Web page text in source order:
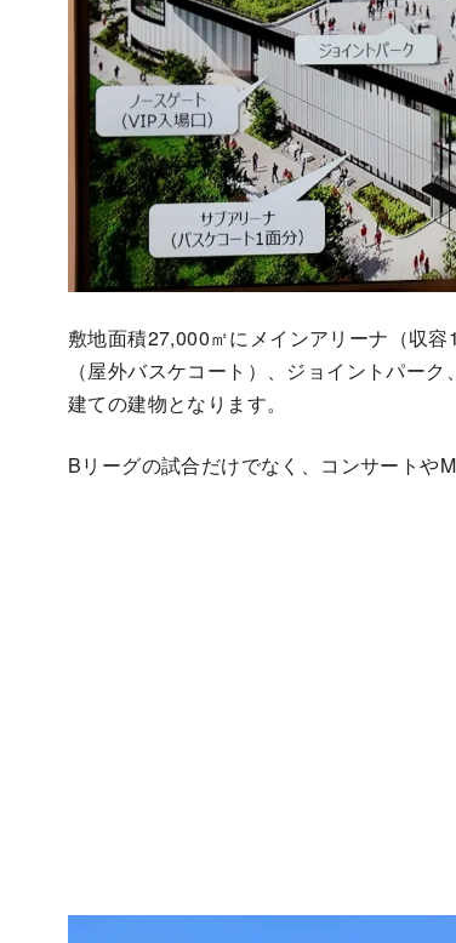
敷地面積27,000㎡にメインアリーナ（収
（屋外バスケコート）、ジョイントパー
建ての建物となります。
Bリーグの試合だけでなく、コンサートや